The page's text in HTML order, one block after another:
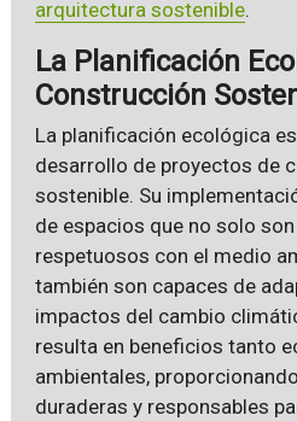
arquitectura sostenible.
La Planificación
Construcción
La planificación ecológica
desarrollo de proyectos de
sostenible. Su
de espacios que no solo
respetuosos con el medio
también son capaces de
impactos del cambio
resulta en beneficios tanto
ambientales,
duraderas y responsables